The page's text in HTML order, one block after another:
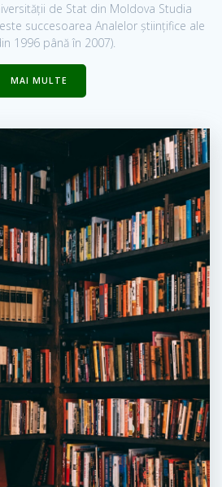
de Stat din Moldova Studia
succesoarea Analelor ştiinţifice ale
1996 până în 2007).
MAI MULTE